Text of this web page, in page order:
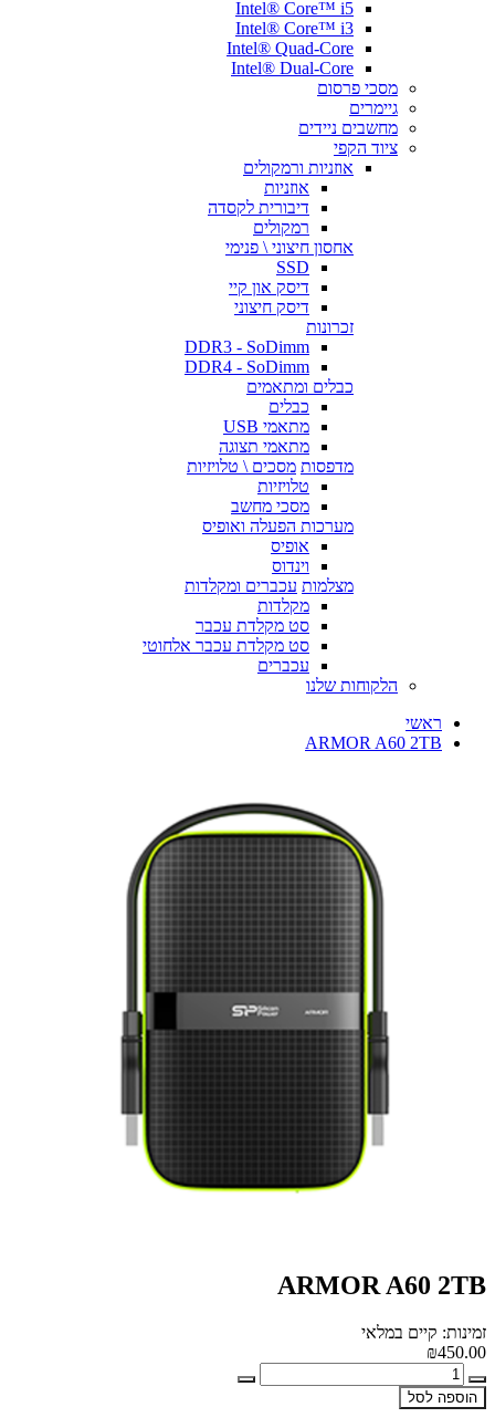
Intel® Core™ i5
Intel® Core™ i3
Intel® Quad-Core
Intel® Dual-Core
מסכי פרסום
גיימרים
מחשבים ניידים
ציוד הקפי
אוזניות ורמקולים
אוזניות
דיבורית לקסדה
רמקולים
אחסון חיצוני \ פנימי
SSD
דיסק און קיי
דיסק חיצוני
זכרונות
DDR3 - SoDimm
DDR4 - SoDimm
כבלים ומתאמים
כבלים
מתאמי USB
מתאמי תצוגה
מדפסות מסכים \ טלויזיות
טלויזיות
מסכי מחשב
מערכות הפעלה ואופיס
אופיס
וינדוס
מצלמות עכברים ומקלדות
מקלדות
סט מקלדת עכבר
סט מקלדת עכבר אלחוטי
עכברים
הלקוחות שלנו
ראשי
ARMOR A60 2TB
ARMOR A60 2TB
זמינות: קיים במלאי
₪450.00
הוספה לסל